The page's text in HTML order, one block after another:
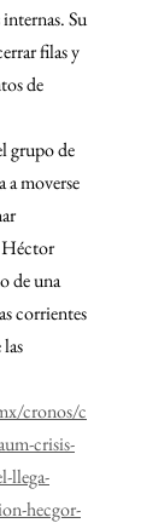
Su
filas y
de
grupo de
a moverse
Héctor
de una
corrientes
cronos/c
crisis-
llega-
hecgor-